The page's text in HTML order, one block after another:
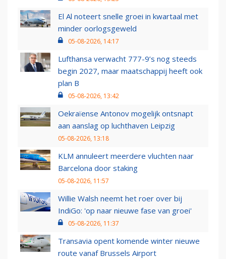
El Al noteert snelle groei in kwartaal met
minder oorlogsgeweld
05-08-2026, 14:17
Lufthansa verwacht 777-9’s nog steeds
begin 2027, maar maatschappij heeft ook
plan B
05-08-2026, 13:42
Oekraïense Antonov mogelijk ontsnapt
aan aanslag op luchthaven Leipzig
05-08-2026, 13:18
KLM annuleert meerdere vluchten naar
Barcelona door staking
05-08-2026, 11:57
Willie Walsh neemt het roer over bij
IndiGo: 'op naar nieuwe fase van groei'
05-08-2026, 11:37
Transavia opent komende winter nieuwe
route vanaf Brussels Airport